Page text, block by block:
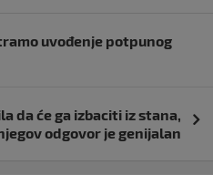
uvođenje potpunog
da će ga izbaciti iz stana,
odgovor je genijalan